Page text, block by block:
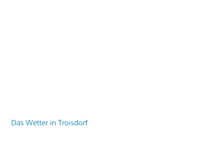
Das Wetter in Troisdorf